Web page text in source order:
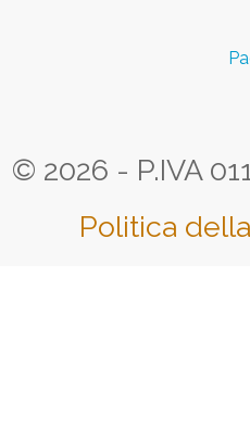
© 2026 - P.IVA
Politica